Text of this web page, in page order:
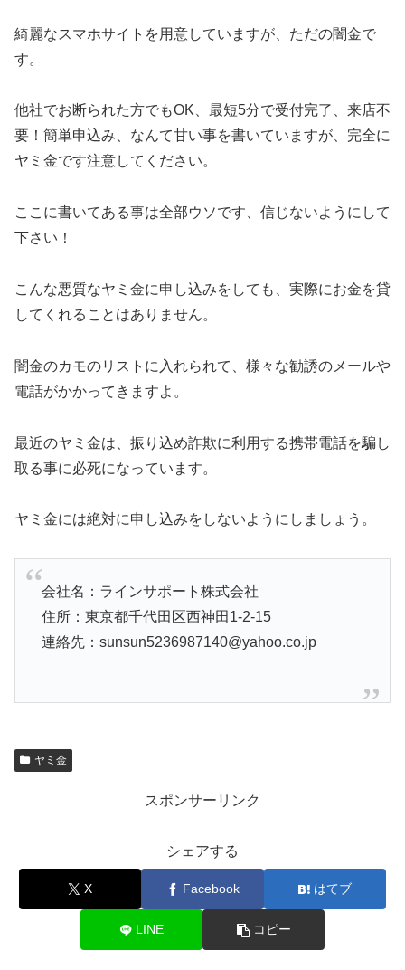
綺麗なスマホサイトを用意していますが、ただの闇金で
す。
他社でお断られた方でもOK、最短5分で受付完了、来店不
要！簡単申込み、なんて甘い事を書いていますが、完全に
ヤミ金です注意してください。
ここに書いてある事は全部ウソです、信じないようにして
下さい！
こんな悪質なヤミ金に申し込みをしても、実際にお金を貸
してくれることはありません。
闇金のカモのリストに入れられて、様々な勧誘のメールや
電話がかかってきますよ。
最近のヤミ金は、振り込め詐欺に利用する携帯電話を騙し
取る事に必死になっています。
ヤミ金には絶対に申し込みをしないようにしましょう。
会社名：ラインサポート株式会社
住所：東京都千代田区西神田1-2-15
連絡先：sunsun5236987140@yahoo.co.jp
ヤミ金
スポンサーリンク
シェアする
X Facebook はてブ
LINE コピー